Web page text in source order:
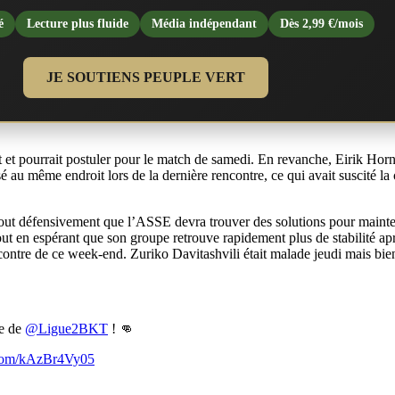
Lecture plus fluide Média indépendant Dès 2,99 €/mois
JE SOUTIENS PEUPLE VERT
pourrait postuler pour le match de samedi. En revanche, Eirik
même endroit lors de la dernière rencontre, ce qui avait suscité
défensivement que l’ASSE devra trouver des solutions pour
en espérant que son groupe retrouve rapidement plus de stabilité
de ce week-end. Zuriko Davitashvili était malade jeudi mais
de @Ligue2BKT ! 👊
kAzBr4Vy05